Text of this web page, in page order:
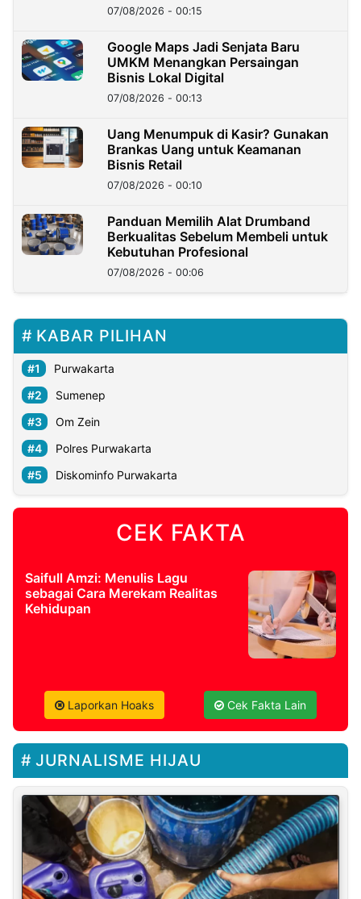
07/08/2026 - 00:15
Google Maps Jadi Senjata Baru
UMKM Menangkan Persaingan
Bisnis Lokal Digital
07/08/2026 - 00:13
Uang Menumpuk di Kasir? Gunakan
Brankas Uang untuk Keamanan
Bisnis Retail
07/08/2026 - 00:10
Panduan Memilih Alat Drumband
Berkualitas Sebelum Membeli untuk
Kebutuhan Profesional
07/08/2026 - 00:06
KABAR PILIHAN
Purwakarta
Sumenep
Om Zein
Polres Purwakarta
Diskominfo Purwakarta
CEK FAKTA
Saifull Amzi: Menulis Lagu
sebagai Cara Merekam Realitas
Kehidupan
Laporkan Hoaks Cek Fakta Lain
JURNALISME HIJAU